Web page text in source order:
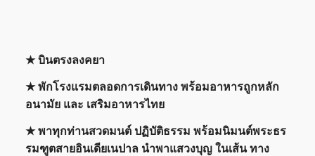
★บินตรงลงคยา
★พักโรงแรมตลอดการเดินทาง พร้อมอาหารถูกหลัก
อนามัย และ เสริมอาหารไทย
★พาทุกท่านสวดมนต์ ปฏิบัติธรรม พร้อมนิมนต์พระธร
รมฑูตสายอินเดียเนปาล นำพาแสวงบุญ ในเส้น ทาง